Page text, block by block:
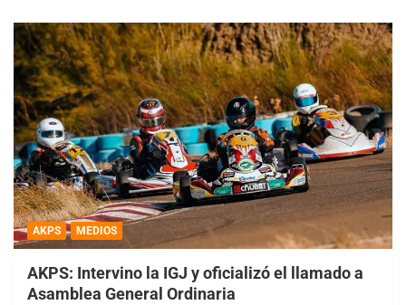
AKPS MEDIOS
AKPS: Intervino la IGJ y oficializó el llamado a
Asamblea General Ordinaria